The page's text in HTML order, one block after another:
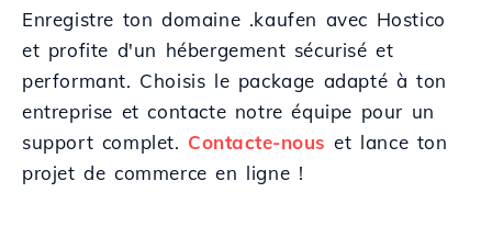
Enregistre ton domaine .kaufen avec Hostico
et profite d'un hébergement sécurisé et
performant. Choisis le package adapté à ton
entreprise et contacte notre équipe pour un
support complet. Contacte-nous et lance ton
projet de commerce en ligne !